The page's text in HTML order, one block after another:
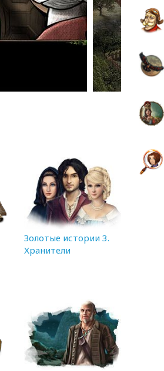
Золотые истории 3.
Хранители